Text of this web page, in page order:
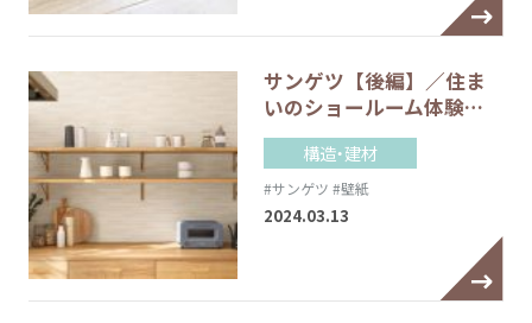
サンゲツ【後編】／住ま
いのショールーム体験…
構造・建材
#サンゲツ #壁紙
2024.03.13